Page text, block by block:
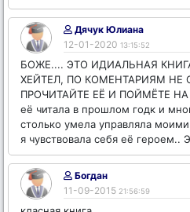
Дячук Юлиана
12-01-2020 13:15:52
БОЖЕ.... ЭТО ИДИАЛЬНАЯ
ХЕЙТЕЛ, ПО КОМЕНТАРИЯМ НЕ
ПРОЧИТАЙТЕ ЕЁ И ПОЙМЁТЕ
её читала в прошлом годк и
столько умела управляла
я чувствовала себя её героем..
Богдан
11-09-2015 21:56:59